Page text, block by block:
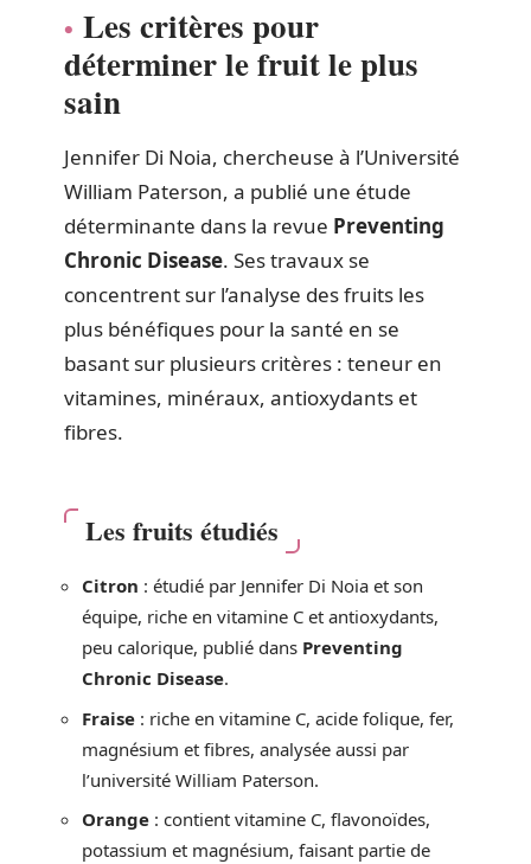
Les critères pour
déterminer le fruit le plus
sain
Jennifer Di Noia, chercheuse à l’Université
William Paterson, a publié une étude
déterminante dans la revue Preventing
Chronic Disease. Ses travaux se
concentrent sur l’analyse des fruits les
plus bénéfiques pour la santé en se
basant sur plusieurs critères : teneur en
vitamines, minéraux, antioxydants et
fibres.
Les fruits étudiés
Citron : étudié par Jennifer Di Noia et son
équipe, riche en vitamine C et antioxydants,
peu calorique, publié dans Preventing
Chronic Disease.
Fraise : riche en vitamine C, acide folique, fer,
magnésium et fibres, analysée aussi par
l’université William Paterson.
Orange : contient vitamine C, flavonoïdes,
potassium et magnésium, faisant partie de